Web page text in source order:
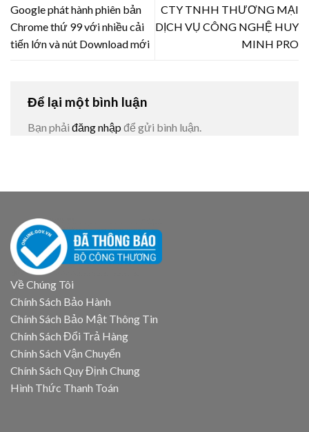
Google phát hành phiên bản
Chrome thứ 99 với nhiều cải
tiến lớn và nút Download mới
CTY TNHH THƯƠNG MẠI
DỊCH VỤ CÔNG NGHỆ HUY
MINH PRO
Để lại một bình luận
Bạn phải đăng nhập để gửi bình luận.
Về Chúng Tôi
Chính Sách Bảo Hành
Chính Sách Bảo Mật Thông Tin
Chính Sách Đổi Trả Hàng
Chính Sách Vận Chuyển
Chính Sách Quy Định Chung
Hình Thức Thanh Toán